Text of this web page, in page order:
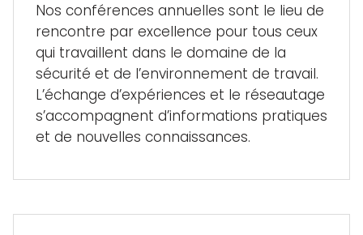
Nos conférences annuelles sont le lieu de
rencontre par excellence pour tous ceux
qui travaillent dans le domaine de la
sécurité et de l’environnement de travail.
L’échange d’expériences et le réseautage
s’accompagnent d’informations pratiques
et de nouvelles connaissances.